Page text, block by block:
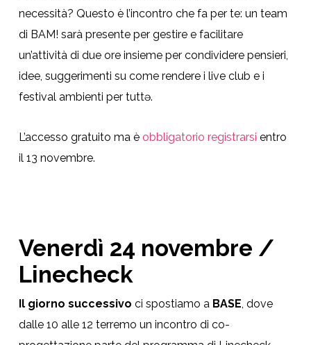
necessità? Questo è l’incontro che fa per te: un team
di BAM! sarà presente per gestire e facilitare
un’attività di due ore insieme per condividere pensieri,
idee, suggerimenti su come rendere i live club e i
festival ambienti per tuttə.
L’accesso gratuito ma è obbligatorio registrarsi entro
il 13 novembre.
Venerdì 24 novembre /
Linecheck
Il giorno successivo ci spostiamo a BASE, dove
dalle 10 alle 12 terremo un incontro di co-